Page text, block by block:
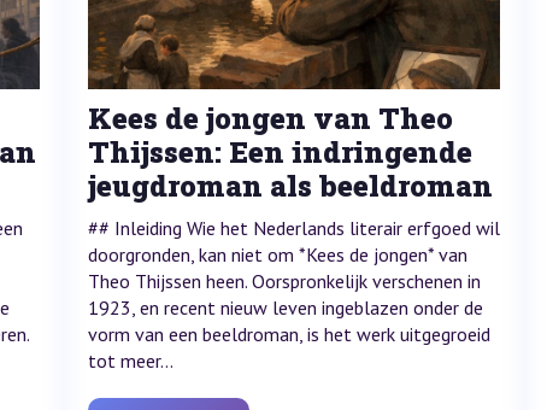
Kees de jongen van Theo
Thijssen: Een indringende
jeugdroman als beeldroman
## Inleiding Wie het Nederlands literair erfgoed wil
doorgronden, kan niet om *Kees de jongen* van
Theo Thijssen heen. Oorspronkelijk verschenen in
1923, en recent nieuw leven ingeblazen onder de
vorm van een beeldroman, is het werk uitgegroeid
tot meer...